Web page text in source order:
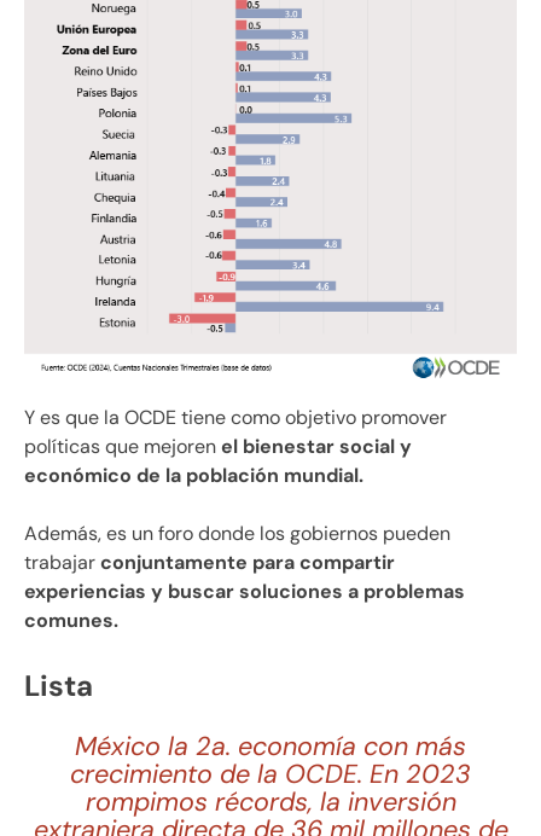
Y es que la OCDE tiene como objetivo promover
políticas que mejorenel bienestar social y
económico de la población mundial.
Además, es un foro donde los gobiernos pueden
trabajarconjuntamente para compartir
experiencias y buscar soluciones a problemas
comunes.
Lista
México la 2a. economía con más
crecimiento de la OCDE. En 2023
rompimos récords, la inversión